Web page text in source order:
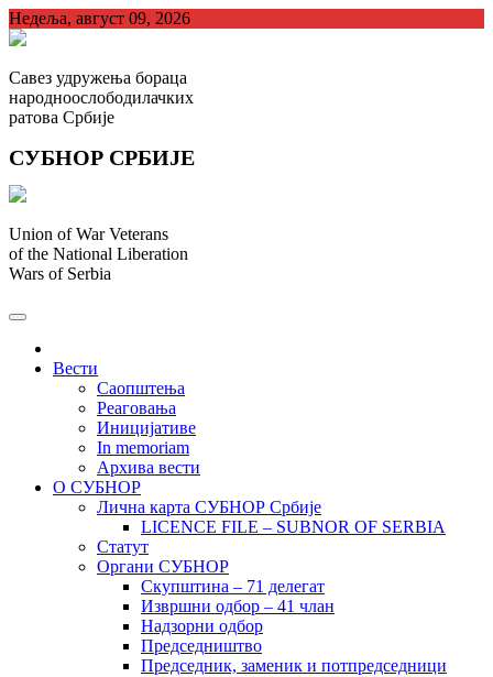
Skip
to
Недеља, август 09, 2026
Савез удружења бораца
народноослободилачких
ратова Србије
СУБНОР СРБИЈЕ
Union of War Veterans
of the National Liberation
Wars of Serbia
Вести
Саопштења
Реаговања
Иницијативе
In memoriam
Архива вести
О СУБНОР
Лична карта СУБНОР Србије
LICENCE FILE – SUBNOR OF SERBIA
Статут
Органи СУБНОР
Скупштина – 71 делегат
Извршни одбор – 41 члан
Надзорни одбор
Председништво
Председник, заменик и потпредседници